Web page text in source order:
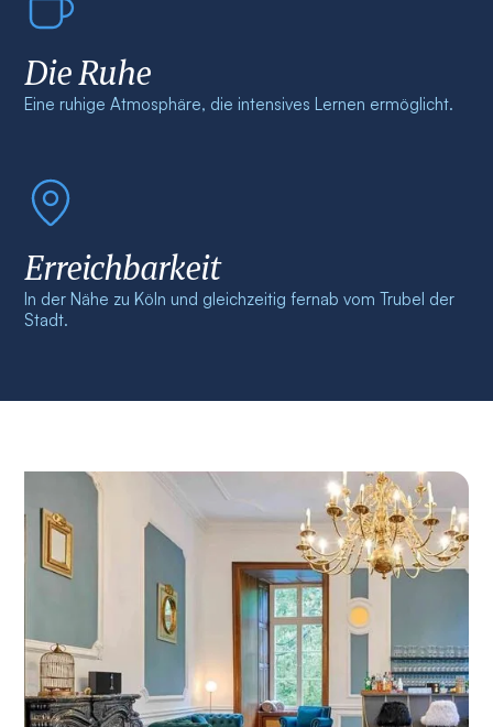
Die Ruhe
Eine ruhige Atmosphäre, die intensives Lernen ermöglicht.
Erreichbarkeit
In der Nähe zu Köln und gleichzeitig fernab vom Trubel der
Stadt.